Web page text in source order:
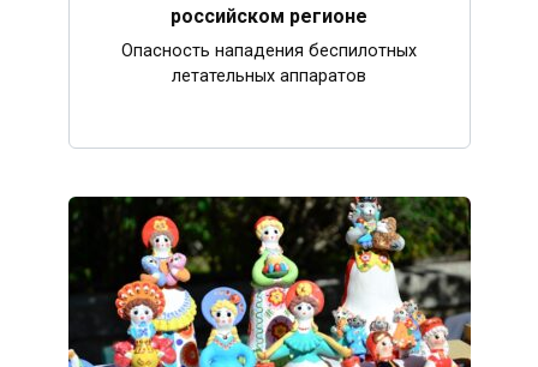
российском регионе
Опасность нападения беспилотных
летательных аппаратов